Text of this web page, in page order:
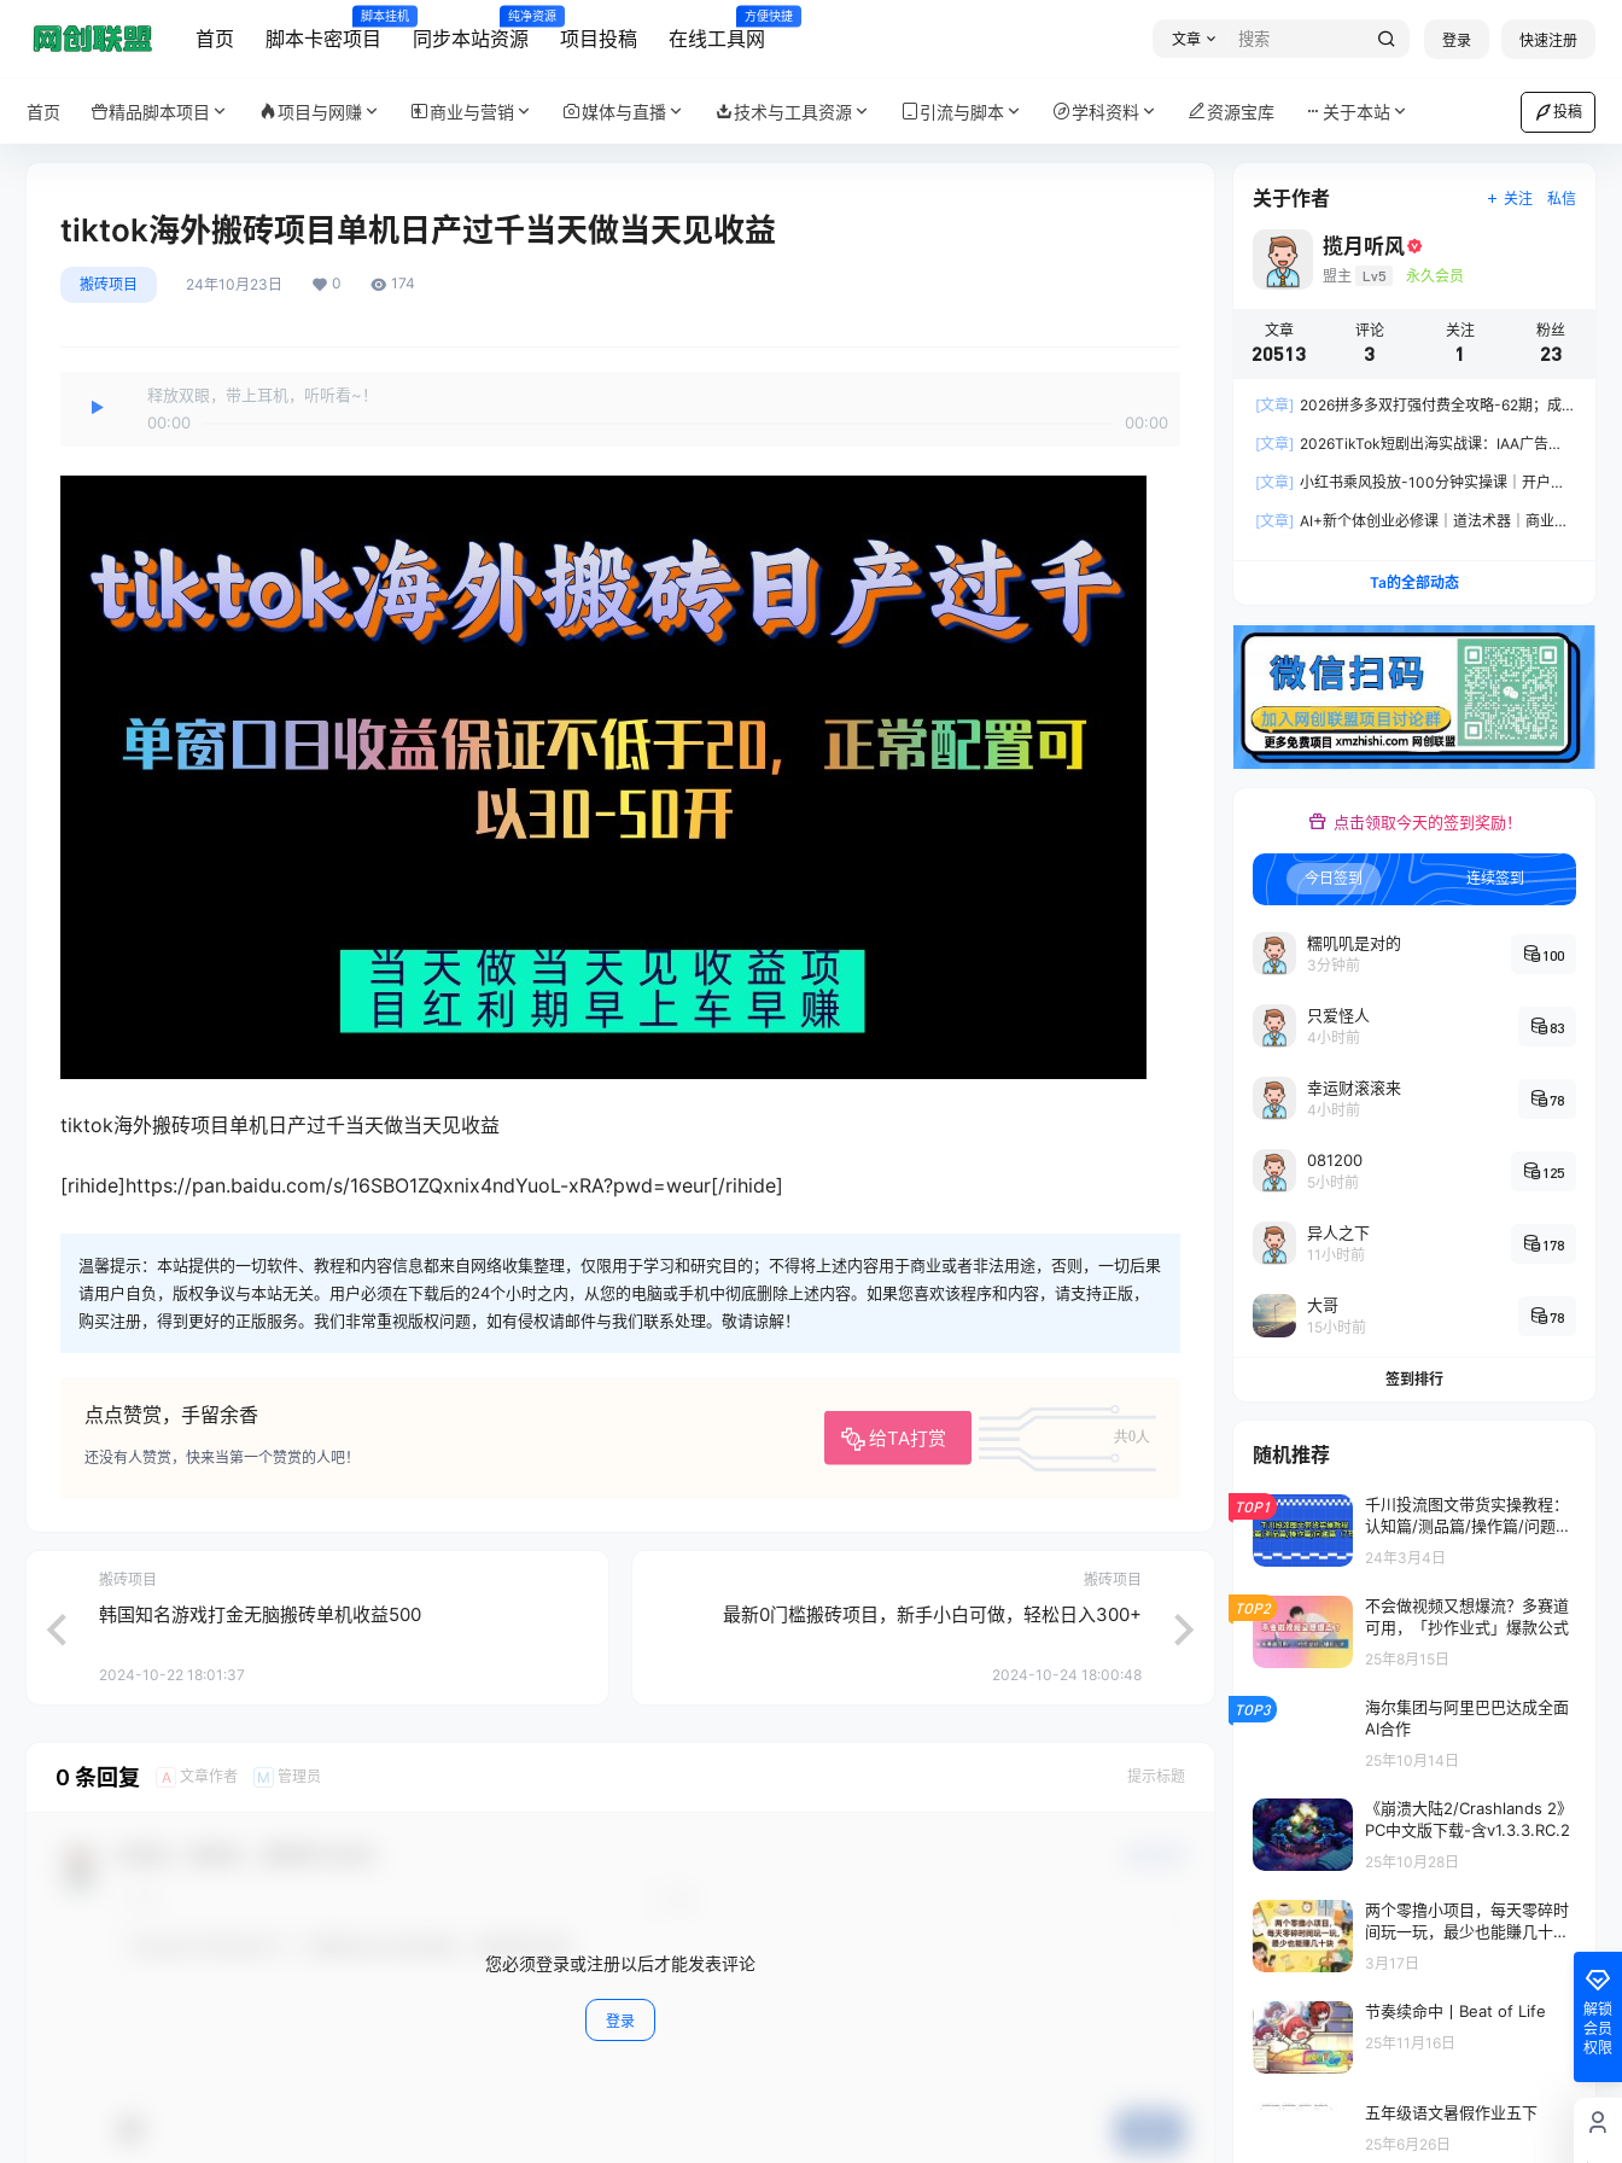
首页 脚本卡密项目
脚本挂机
同步本站资源
纯净资源
项目投稿 在线工具网
方便快捷
文章 登录 快速注册
首页 精品脚本项目 项目与网赚 商业与营销 媒体与直播 技术与工具资源 引流与脚本 学科资料 资源宝库 关于本站 投稿
tiktok海外搬砖项目单机日产过千当天做当天见收益
搬砖项目 24年10月23日 0 174
释放双眼，带上耳机，听听看~！
00:00
00:00
tiktok海外搬砖项目单机日产过千当天做当天见收益
[rihide]https://pan.baidu.com/s/16SBO1ZQxnix4ndYuoL-xRA?pwd=weur[/rihide]
温馨提示：本站提供的一切软件、教程和内容信息都来自网络收集整理，仅限用于学习和研究目的；不得将上述内容用于商业或者非法用途，否则，一切后果
请用户自负，版权争议与本站无关。用户必须在下载后的24个小时之内，从您的电脑或手机中彻底删除上述内容。如果您喜欢该程序和内容，请支持正版，
购买注册，得到更好的正版服务。我们非常重视版权问题，如有侵权请邮件与我们联系处理。敬请谅解！
点点赞赏，手留余香
给TA打赏 共0人
还没有人赞赏，快来当第一个赞赏的人吧！
搬砖项目
韩国知名游戏打金无脑搬砖单机收益500
2024-10-22 18:01:37
搬砖项目
最新0门槛搬砖项目，新手小白可做，轻松日入300+
2024-10-24 18:00:48
0 条回复 A 文章作者 M 管理员 提示标题
您必须登录或注册以后才能发表评论
登录
关于作者 关注 私信
揽月听风
盟主 Lv5 永久会员
文章
20513
评论
3
关注
1
粉丝
23
[文章] 2026拼多多双打强付费全攻略-62期；成
劣势与选择策略
[文章] 2026TikTok短剧出海实战课：IAA广告分
回款全流程
[文章] 小红书乘风投放-100分钟实操课｜开户返
流量全套教学
[文章] AI+新个体创业必修课｜道法术器｜商业逻
Ta的全部动态
点击领取今天的签到奖励！
今日签到 连续签到
糯叽叽是对的
3分钟前
100
只爱怪人
4小时前
83
幸运财滚滚来
4小时前
78
081200
5小时前
125
异人之下
11小时前
178
大哥
15小时前
78
签到排行
随机推荐
TOP1
千川投流图文带货实操教程：
认知篇/测品篇/操作篇/问题篇
(7节课)
24年3月4日
TOP2
不会做视频又想爆流？多赛道
可用，「抄作业式」爆款公式
25年8月15日
TOP3
海尔集团与阿里巴巴达成全面
AI合作
25年10月14日
《崩溃大陆2/Crashlands 2》
PC中文版下载-含v1.3.3.RC.2
25年10月28日
两个零撸小项目，每天零碎时
间玩一玩，最少也能賺几十米
【揭秘】
3月17日
节奏续命中丨Beat of Life
25年11月16日
五年级语文暑假作业五下
25年6月26日
解锁
会员
权限